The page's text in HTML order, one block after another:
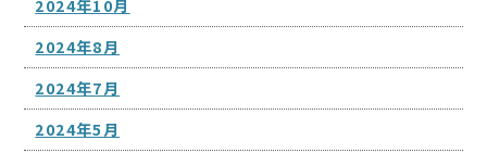
2024年10月
2024年8月
2024年7月
2024年5月